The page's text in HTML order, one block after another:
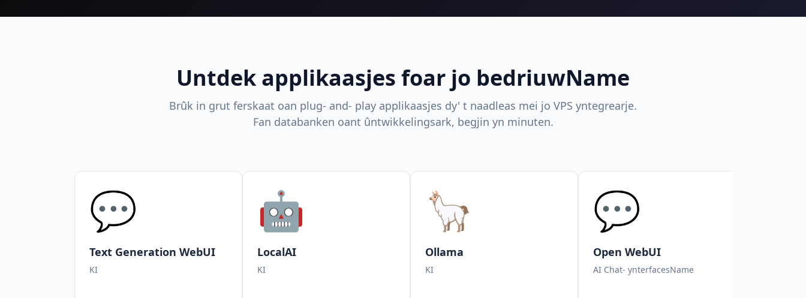
Untdek applikaasjes foar jo bedriuwName
Brûk in grut ferskaat oan plug- and- play applikaasjes dy' t naadleas mei jo VPS yntegrearje.
Fan databanken oant ûntwikkelingsark, begjin yn minuten.
💬
Text Generation WebUI
KI
🤖
LocalAI
KI
🦙
Ollama
KI
💬
Open WebUI
AI Chat- ynterfacesName